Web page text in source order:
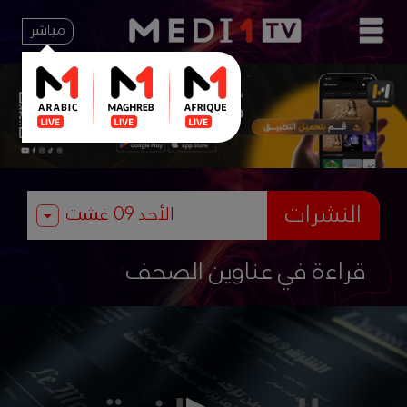
مباشر
النشرات
قراءة في عناوين الصحف